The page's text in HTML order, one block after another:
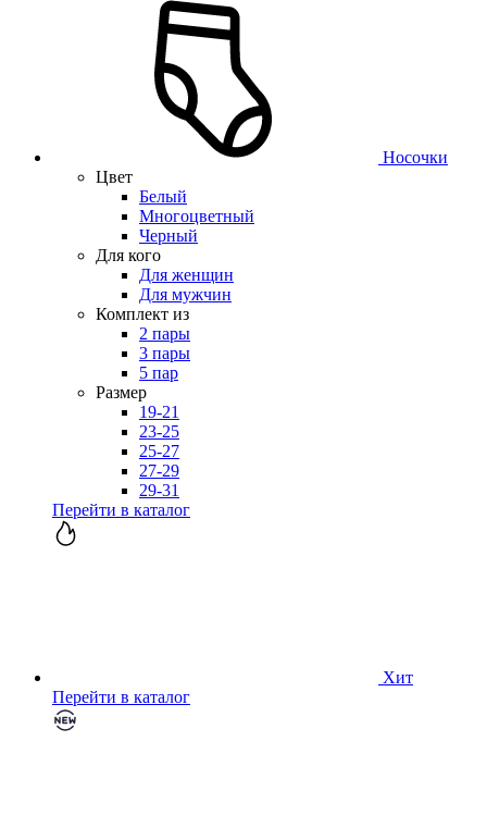
Носочки
Цвет
Белый
Многоцветный
Черный
Для кого
Для женщин
Для мужчин
Комплект из
2 пары
3 пары
5 пар
Размер
19-21
23-25
25-27
27-29
29-31
Перейти в каталог
Хит
Перейти в каталог